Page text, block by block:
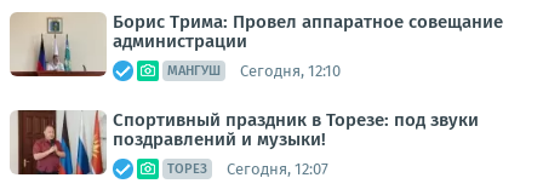
Борис Трима: Провел аппаратное совещание
администрации
МАНГУШ Сегодня, 12:10
Спортивный праздник в Торезе: под звуки
поздравлений и музыки!
ТОРЕЗ Сегодня, 12:07